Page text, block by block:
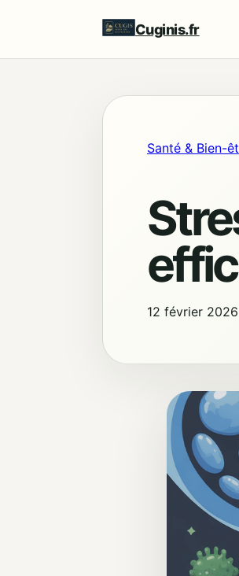
Cuginis.fr
Santé & Bien-
12 février 2026